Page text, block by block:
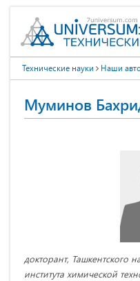
Технические науки Наши
Муминов
докторант, Ташкентского
института химической